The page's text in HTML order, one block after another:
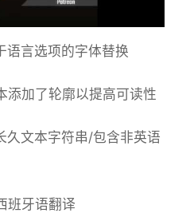
语言选项的字体替换
添加了轮廓以提高可读性
久文本字符串/包含非英语
班牙语翻译